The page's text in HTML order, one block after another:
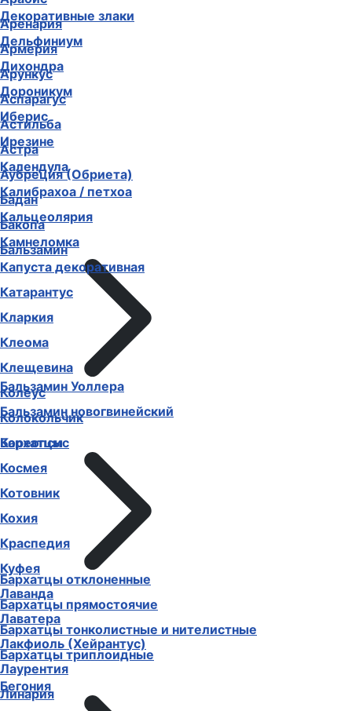
Аренария
Армерия
Арункус
Аспарагус
Астильба
Астра
Аубреция (Обриета)
Бадан
Бакопа
Бальзамин
Бальзамин Уоллера
Бальзамин новогвинейский
Бархатцы
Бархатцы отклоненные
Бархатцы прямостоячие
Бархатцы тонколистные и нителистные
Бархатцы триплоидные
Бегония
Гравилат
Декоративные злаки
Дельфиниум
Дихондра
Дороникум
Иберис
Ирезине
Календула
Калибрахоа / петхоа
Кальцеолярия
Камнеломка
Капуста декоративная
Катарантус
Кларкия
Клеома
Клещевина
Колеус
Колокольчик
Кореопсис
Космея
Котовник
Кохия
Краспедия
Куфея
Лаванда
Лаватера
Лакфиоль (Хейрантус)
Лаурентия